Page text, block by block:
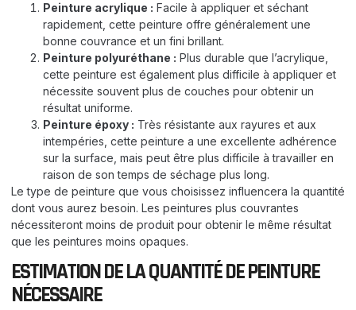
Peinture acrylique : Facile à appliquer et séchant
rapidement, cette peinture offre généralement une
bonne couvrance et un fini brillant.
Peinture polyuréthane : Plus durable que l’acrylique,
cette peinture est également plus difficile à appliquer et
nécessite souvent plus de couches pour obtenir un
résultat uniforme.
Peinture époxy : Très résistante aux rayures et aux
intempéries, cette peinture a une excellente adhérence
sur la surface, mais peut être plus difficile à travailler en
raison de son temps de séchage plus long.
Le type de peinture que vous choisissez influencera la quantité
dont vous aurez besoin. Les peintures plus couvrantes
nécessiteront moins de produit pour obtenir le même résultat
que les peintures moins opaques.
ESTIMATION DE LA QUANTITÉ DE PEINTURE
NÉCESSAIRE